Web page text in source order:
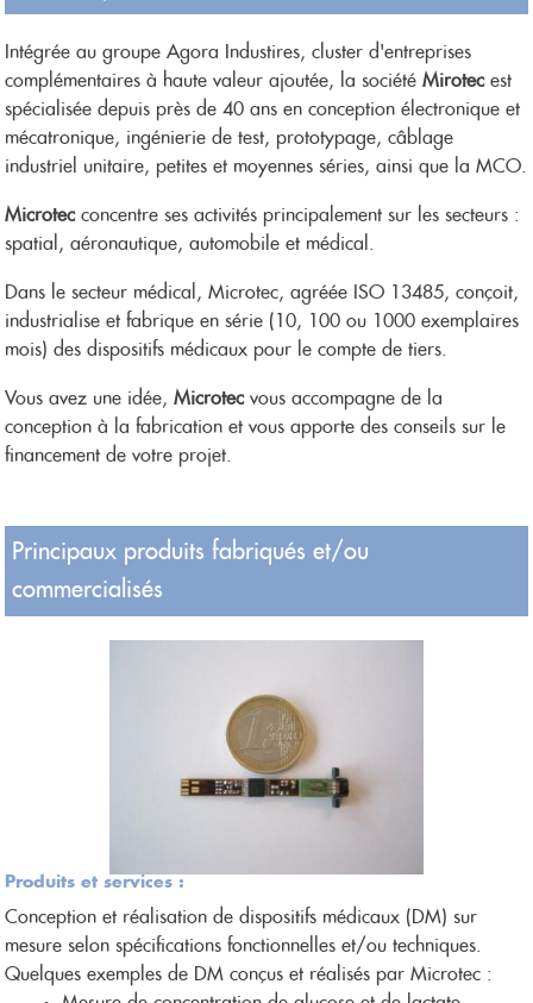
Intégrée au groupe Agora Industires, cluster d'entreprises
complémentaires à haute valeur ajoutée, la sociétéMirotecest
spécialisée depuis près de 40 ans en conception électronique et
mécatronique, ingénierie de test, prototypage, câblage
industriel unitaire, petites et moyennes séries, ainsi que la MCO.
Microtecconcentre ses activités principalement sur les secteurs :
spatial, aéronautique, automobile et médical.
Dans le secteur médical, Microtec, agréée ISO 13485, conçoit,
industrialise et fabrique en série (10, 100 ou 1000 exemplaires
mois) des dispositifs médicaux pour le compte de tiers.
Vous avez une idée,Microtecvous accompagne de la
conception à la fabrication et vous apporte des conseils sur le
financement de votre projet.
Principaux produits fabriqués et/ou
commercialisés
Produits et services :
Conception et réalisation de dispositifs médicaux (DM) sur
mesure selon spécifications fonctionnelles et/ou techniques.
Quelques exemples de DM conçus et réalisés par Microtec :